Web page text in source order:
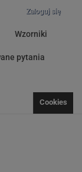
Zaloguj się
Wzorniki
pytania
Cookies